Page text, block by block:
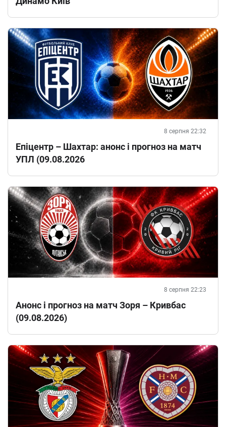
8 серпня 22:32
Епіцентр – Шахтар: анонс і прогноз на матч
УПЛ (09.08.2026
8 серпня 22:23
Анонс і прогноз на матч Зоря – Кривбас
(09.08.2026)